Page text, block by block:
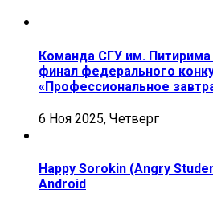
Команда СГУ им.
финал федерального
«Профессиональное
6 Ноя 2025, Четверг
Happy Sorokin (Angry
Android